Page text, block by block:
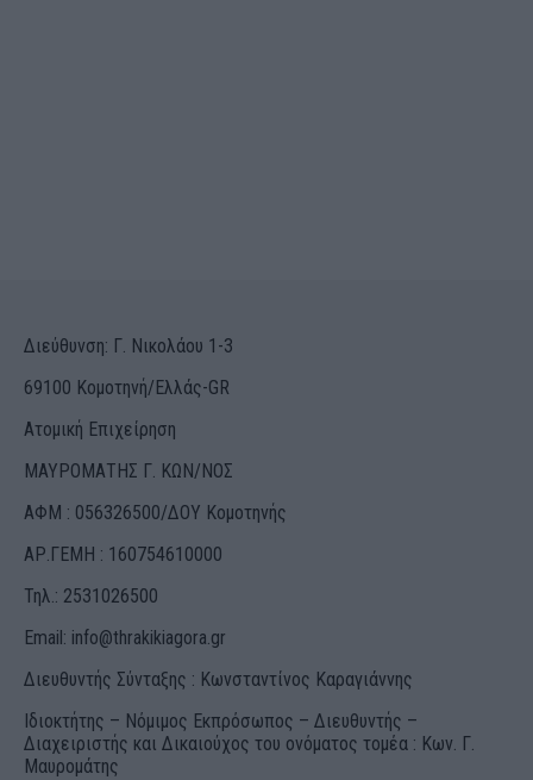
Διεύθυνση: Γ. Νικολάου 1-3
69100 Κομοτηνή/Ελλάς-GR
Ατομική Επιχείρηση
ΜΑΥΡΟΜΑΤΗΣ Γ. ΚΩΝ/ΝΟΣ
ΑΦΜ : 056326500/ΔOΥ Κομοτηνής
ΑΡ.ΓΕΜΗ : 160754610000
Τηλ.: 2531026500
Email: info@thrakikiagora.gr
Διευθυντής Σύνταξης : Κωνσταντίνος Καραγιάννης
Ιδιοκτήτης – Νόμιμος Εκπρόσωπος – Διευθυντής –
Διαχειριστής και Δικαιούχος του ονόματος τομέα : Κων. Γ.
Μαυρομάτης